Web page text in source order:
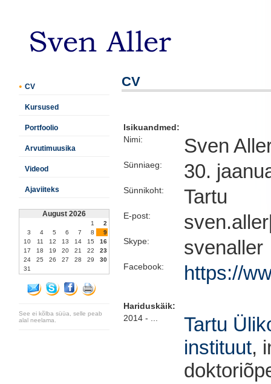
CV
Kursused
Portfoolio
Arvutimuusika
Videod
Ajaviiteks
August 2026
1
2
3
4 5 6 7 8
9
10
11 12 13 14 15
16
17
18 19 20 21 22
23
24
25 26 27 28 29
30
31
See ei kõlba süüa, selle peab
alal neelama.
CV
Isikuandmed:
Nimi:
Sven
Sünniaeg: 30.
Sünnikoht: Tartu
E-post:
Skype: svenaller
Facebook: https://
Hariduskäik:
2014 - ...
Tartu
instituut,